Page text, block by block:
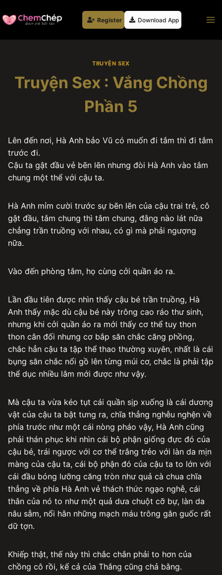
to
Register Download App
TRUYỆN SEX
Truyện Sex : Vắng Chồng
Phần 5
Lên đến nơi, Hà Anh bảo Vũ có muốn đi tắm thì đi tắm
trước đi.
Cậu ta gật đầu vẻ bẽn lẽn nhưng đòi Hà Anh vào tắm
chung một thể với cậu ta.
Hà Anh mỉm cười trước sự bẽn lẽn của cậu trai trẻ, cô
gật đầu, tắm chung thì tắm chung, đằng nào lát nữa
chẳng trần truồng với nhau, có gì mà phải ngượng
nữa.
Vào đến phòng tắm, họ cùng cởi quần áo ra.
Lần đầu tiên được nhìn thấy cậu bé trần truồng, Hà
Anh thấy mặc dù cậu bé này trông cao ráo thư sinh,
nhưng khi cởi quần áo ra mới thấy cơ thể tuy thon
thon cân đối nhưng cơ bắp săn chắc căng phồng,
chắc hẳn cậu ta tập thể thao thường xuyên, nhất là cái
bụng săn chắc nổi gồ lên từng múi cơ, chắc là phải tập
thể dục nhiều lắm mới được như vậy.
Mà cậu ta vừa kéo tụt cái quần sịp xuống là cái dương
vật của cậu ta bật tưng ra, chĩa thẳng nghễu nghện về
phía trước như một cái nòng pháo vậy, Hà Anh cũng
phải thán phục khi nhìn cái bộ phận giống đực đó của
cậu bé, trái ngược với cơ thể trắng trẻo với làn da mịn
màng của cậu ta, cái bộ phận đó của cậu ta to lớn với
cái đầu bóng lưỡng căng tròn như quả cà chua chĩa
thẳng về phía Hà Anh vẻ thách thức ngạo nghễ, cái
thân của nó to như một quả dưa chuột cỡ bự, làn da
nâu sẫm, nổi hằn những mạch máu trông gân guốc rất
dữ tợn.
Khiếp thật, thế này thì chắc chắn phải to hơn của
chồng cô rồi, kể cả của Thắng cũng chả bằng.